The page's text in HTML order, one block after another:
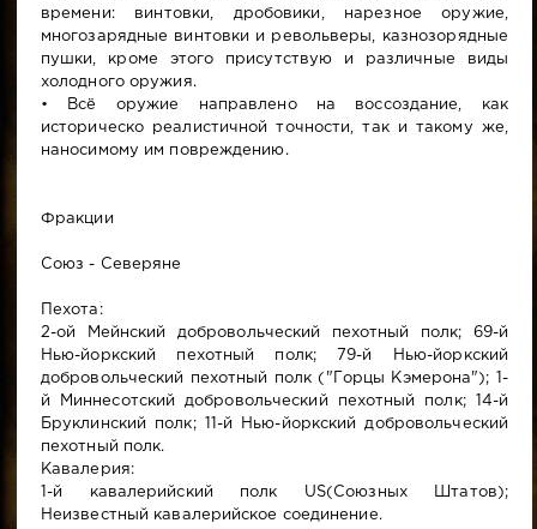
времени: винтовки, дробовики, нарезное оружие,
многозарядные винтовки и револьверы, казнозорядные
пушки, кроме этого присутствую и различные виды
холодного оружия.
• Всё оружие направлено на воссоздание, как
историческо реалистичной точности, так и такому же,
наносимому им повреждению.
Фракции
Союз - Северяне
Пехота:
2-ой Мейнский добровольческий пехотный полк; 69-й
Нью-йоркский пехотный полк; 79-й Нью-йоркский
добровольческий пехотный полк ("Горцы Кэмерона"); 1-
й Миннесотский добровольческий пехотный полк; 14-й
Бруклинский полк; 11-й Нью-йоркский добровольческий
пехотный полк.
Кавалерия:
1-й кавалерийский полк US(Союзных Штатов);
Неизвестный кавалерийское соединение.